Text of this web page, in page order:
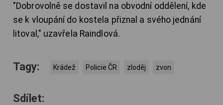
"Dobrovolně se dostavil na obvodní oddělení, kde
se k vloupání do kostela přiznal a svého jednání
litoval," uzavřela Raindlová.
Tagy: Krádež Policie ČR zloděj zvon
Sdílet: